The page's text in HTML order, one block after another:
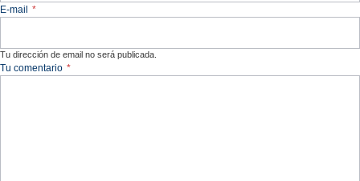
E-mail *
Tu dirección de email no será publicada.
Tu comentario *